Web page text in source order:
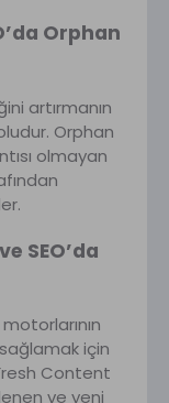
Orphan
artırmanın
Orphan
olmayan
SEO’da
için
Content
ve yeni